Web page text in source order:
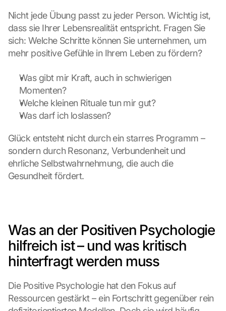
Nicht jede Übung passt zu jeder Person. Wichtig ist,
dass sie Ihrer Lebensrealität entspricht. Fragen Sie
sich: Welche Schritte können Sie unternehmen, um
mehr positive Gefühle in Ihrem Leben zu fördern?
Was gibt mir Kraft, auch in schwierigen
Momenten?
Welche kleinen Rituale tun mir gut?
Was darf ich loslassen?
Glück entsteht nicht durch ein starres Programm –
sondern durch Resonanz, Verbundenheit und
ehrliche Selbstwahrnehmung, die auch die
Gesundheit fördert.
Was an der Positiven Psychologie
hilfreich ist – und was kritisch
hinterfragt werden muss
Die Positive Psychologie hat den Fokus auf
Ressourcen gestärkt – ein Fortschritt gegenüber rein